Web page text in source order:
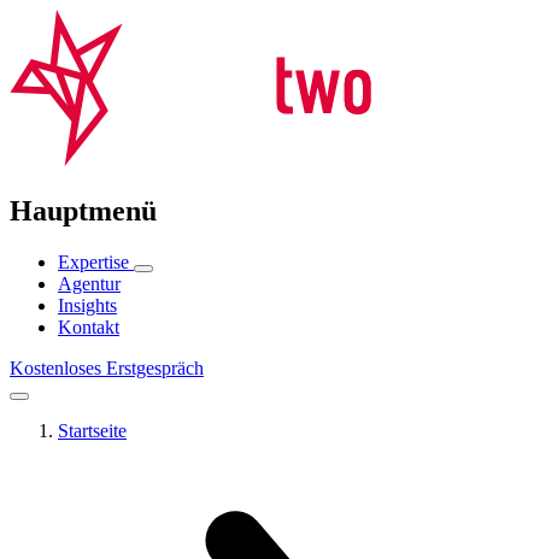
Hauptmenü
Expertise
Agentur
Insights
Kontakt
Kostenloses Erstgespräch
Startseite